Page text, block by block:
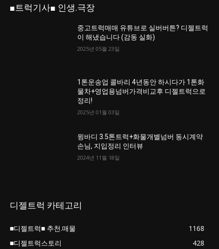
■트럭기사■ 인생.극장
중고트럭매매 유튜브로 실버버튼? 디젤트럭
이 해냈습니다 (감동 실화)
2025년 05월 23일
1톤운송업 콜바리 4년동안 하시다가 1톤화
물차+영업용넘버가격비교후 디젤트럭으로
정리!
2025년 01월 03일
윙바디 3.5톤트럭+화물개별넘버 동시계약
손님, 지입정리 인터뷰
2024년 11월 18일
디젤트럭 카테고리
■디젤트럭■ 추천.매물
1168
■디젤트럭스토리
428